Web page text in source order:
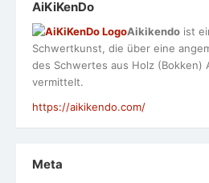
AiKiKenDo
Aikikendo ist
Schwertkunst, die über eine
des Schwertes aus Holz (Bokken)
vermittelt.
https://aikikendo.com/
Meta